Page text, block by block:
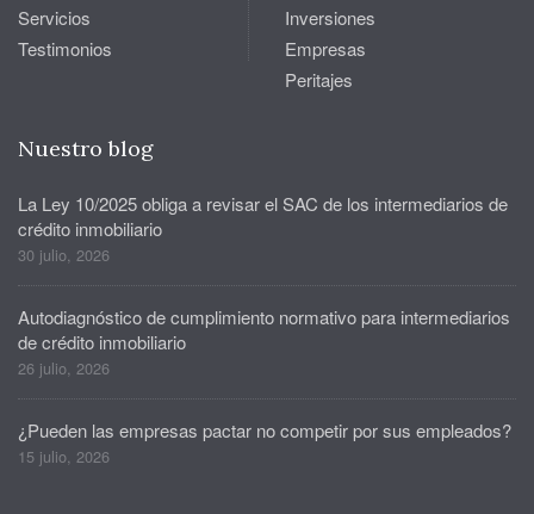
Servicios
Testimonios
Inversiones
Empresas
Peritajes
Nuestro blog
La Ley 10/2025 obliga a revisar el SAC de los intermediarios de
crédito inmobiliario
30 julio, 2026
Autodiagnóstico de cumplimiento normativo para intermediarios
de crédito inmobiliario
26 julio, 2026
¿Pueden las empresas pactar no competir por sus empleados?
15 julio, 2026